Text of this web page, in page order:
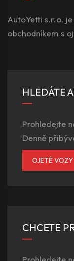
AutoYetti s.r.o.
obchodníkem s
HLEDÁTE
Prohledejte
Denně
OJETÉ VOZY
CHCETE